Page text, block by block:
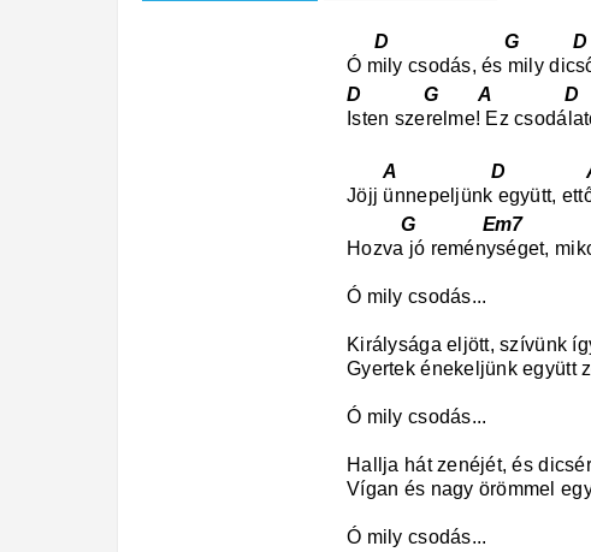
D G
Ó mily csodás, és mily
D G A D
Isten szerelme! Ez
A D
Jöjj ünnepeljünk együtt,
G Em7
Hozva jó reménységet,
Ó mily csodás...
Királysága eljött, szívünk
Gyertek énekeljünk együtt
Ó mily csodás...
Hallja hát zenéjét, és
Vígan és nagy örömmel
Ó mily csodás...